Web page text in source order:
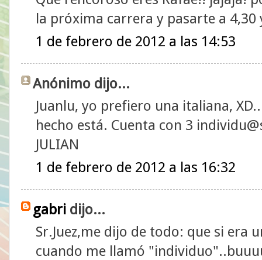
la próxima carrera y pasarte a 4,30
1 de febrero de 2012 a las 14:53
Anónimo dijo...
Juanlu, yo prefiero una italiana,
hecho está. Cuenta con 3
JULIAN
1 de febrero de 2012 a las 16:32
gabri dijo...
Sr.Juez,me dijo de todo: que si era
cuando me llamó